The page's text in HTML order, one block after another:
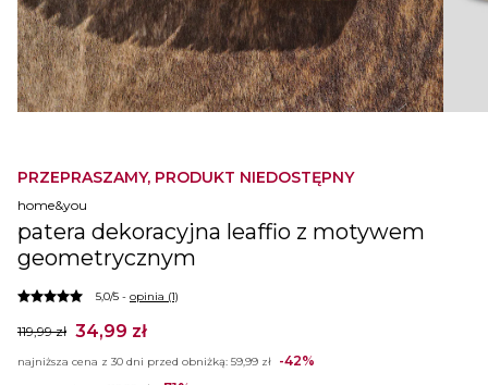
PRZEPRASZAMY, PRODUKT NIEDOSTĘPNY
home&you
patera dekoracyjna leaffio z motywem
geometrycznym
5,0/5 - opinia (1)
119,99 zł 34,99 zł
najniższa cena z 30 dni przed obniżką: 59,99 zł -42%